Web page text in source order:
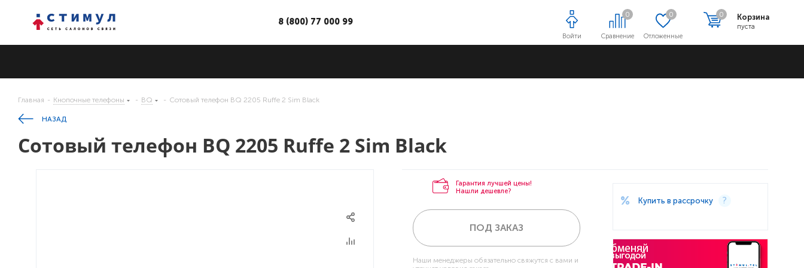
Сравнение
0
Отложенные
0 Корзина
пуста
0
Войти
8 (800) 77 000 99
Главная - Кнопочные телефоны - BQ - Cотовый телефон BQ 2205 Ruffe 2 Sim Black
НАЗАД
Cотовый телефон BQ 2205 Ruffe 2 Sim Black
Гарантия лучшей цены!
Нашли дешевле?
ПОД ЗАКАЗ
Наши менеджеры обязательно свяжутся с вами и
Купить в рассрочку